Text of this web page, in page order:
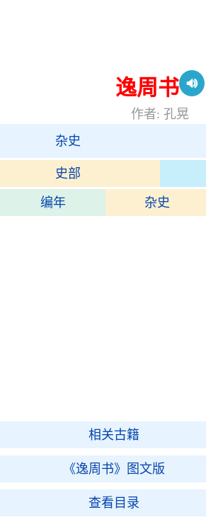
逸周书
作者: 孔晃
杂史
史部
编年 杂史
相关古籍
《逸周书》图文版
查看目录